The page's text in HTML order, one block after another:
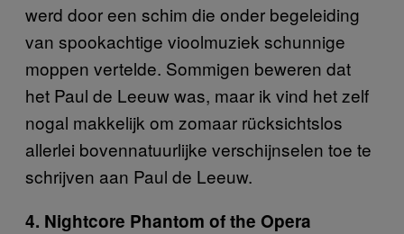
werd door een schim die onder begeleiding
van spookachtige vioolmuziek schunnige
moppen vertelde. Sommigen beweren dat
het Paul de Leeuw was, maar ik vind het zelf
nogal makkelijk om zomaar rücksichtslos
allerlei bovennatuurlijke verschijnselen toe te
schrijven aan Paul de Leeuw.
4. Nightcore Phantom of the Opera